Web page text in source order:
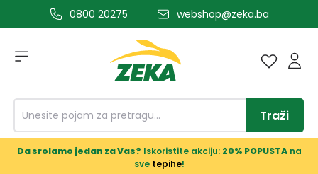
glavni sadržaj0800 20275 webshop@zeka.ba
Traži
Da srolamo jedan za Vas? Iskoristite akciju: 20% POPUSTAna
sve tepihe!